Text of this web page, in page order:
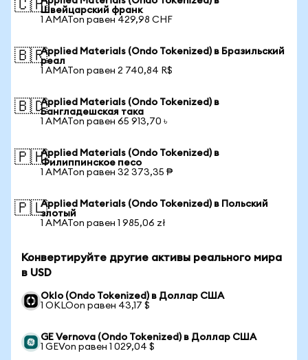
🇨🇭Швейцарский франк
1 AMATon равен 429,98 CHF
🇧🇷Applied Materials (Ondo Tokenized) в Бразильский
реал
1 AMATon равен 2 740,84 R$
🇧🇩Applied Materials (Ondo Tokenized) в
Бангладешская така
1 AMATon равен 65 913,70 ৳
🇵🇭Applied Materials (Ondo Tokenized) в
Филиппинское песо
1 AMATon равен 32 373,35 ₱
🇵🇱Applied Materials (Ondo Tokenized) в Польский
злотый
1 AMATon равен 1 985,06 zł
Конвертируйте другие активы реального мира
в USD
Oklo (Ondo Tokenized) в Доллар США
1 OKLOon равен 43,17 $
GE Vernova (Ondo Tokenized) в Доллар США
1 GEVon равен 1 029,04 $